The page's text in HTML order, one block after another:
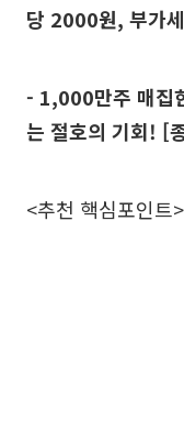
당 2000원, 부가
- 1,000만주 매집
는 절호의 기회! [
<추천 핵심포인트>